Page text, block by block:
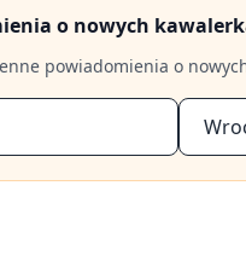
o nowych
powiadomienia o